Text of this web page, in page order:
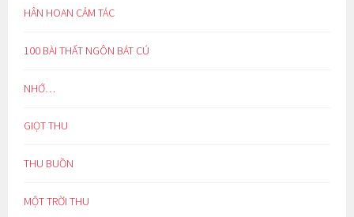
HÂN HOAN CẢM TÁC
100 BÀI THẤT NGÔN BÁT CÚ
NHỚ…
GIỌT THU
THU BUỒN
MỘT TRỜI THU